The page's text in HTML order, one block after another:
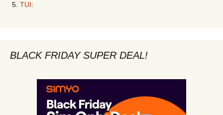
TUI:
BLACK FRIDAY SUPER DEAL!